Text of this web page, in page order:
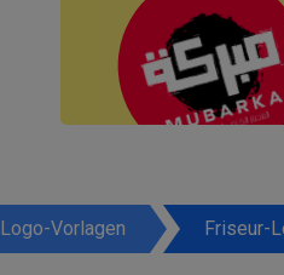
Logo-Vorlagen Friseur-